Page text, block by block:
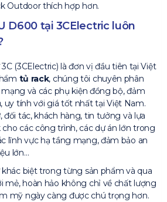
Outdoor thích hợp hơn.
D600 tại 3CElectric luôn
(3CElectric) là đơn vị đầu tiên tại Việt
tủ rack, chúng tôi chuyên phân
và các phụ kiện đồng bộ, đảm
uy tính với giá tốt nhất tại Việt Nam.
tác, khách hàng, tin tưởng và lựa
các công trình, các dự án lớn trong
lĩnh vực hạ tầng mạng, đảm bảo an
lớn…
biệt trong từng sản phẩm và qua
mẻ, hoàn hảo không chỉ về chất lượng
mỹ ngày càng được chú trọng hơn.